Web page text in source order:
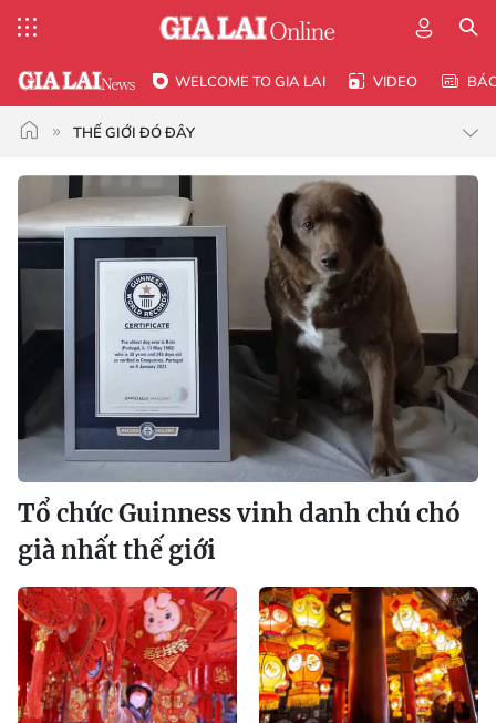
WELCOME TO GIA LAI VIDEO
THẾ GIỚI ĐÓ ĐÂY
Tổ chức Guinness vinh danh chú chó
già nhất thế giới